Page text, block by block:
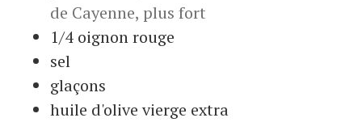
de Cayenne, plus fort
1/4 oignon rouge
sel
glaçons
huile d'olive vierge extra